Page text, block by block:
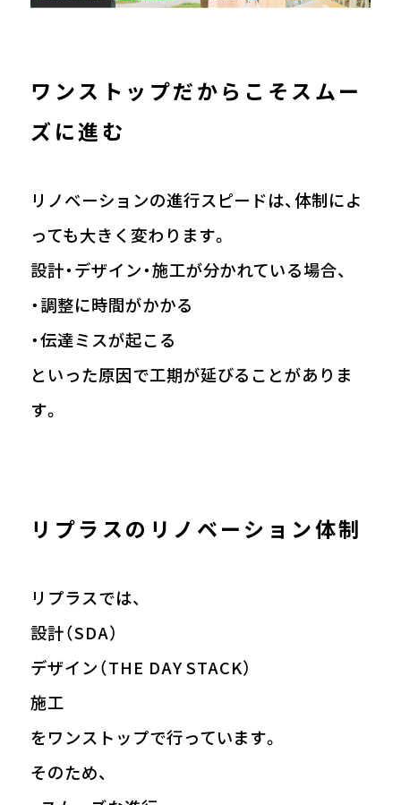
ワンストップだからこそスムー
ズに進む
リノベーションの進行スピードは、体制によ
っても大きく変わります。
設計・デザイン・施工が分かれている場合、
・調整に時間がかかる
・伝達ミスが起こる
といった原因で工期が延びることがありま
す。
リプラスのリノベーション体制
リプラスでは、
設計（SDA）
デザイン（THE DAY STACK）
施工
をワンストップで行っています。
そのため、